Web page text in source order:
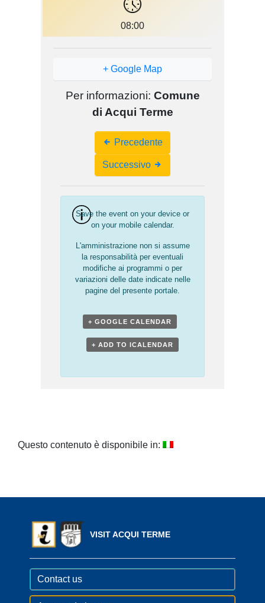
08:00
+ Google Map
Per informazioni: Comune
di Acqui Terme
Navigation
Precedente
Successivo
Save the event on your device or
on your mobile calendar.
L'amministrazione non si assume
la responsabilità per eventuali
modifiche ai programmi o per
variazioni delle date indicate nelle
pagine del presente portale.
+ GOOGLE CALENDAR
+ ADD TO ICALENDAR
Questo contenuto è disponibile in:
VISIT ACQUI TERME
Contact us